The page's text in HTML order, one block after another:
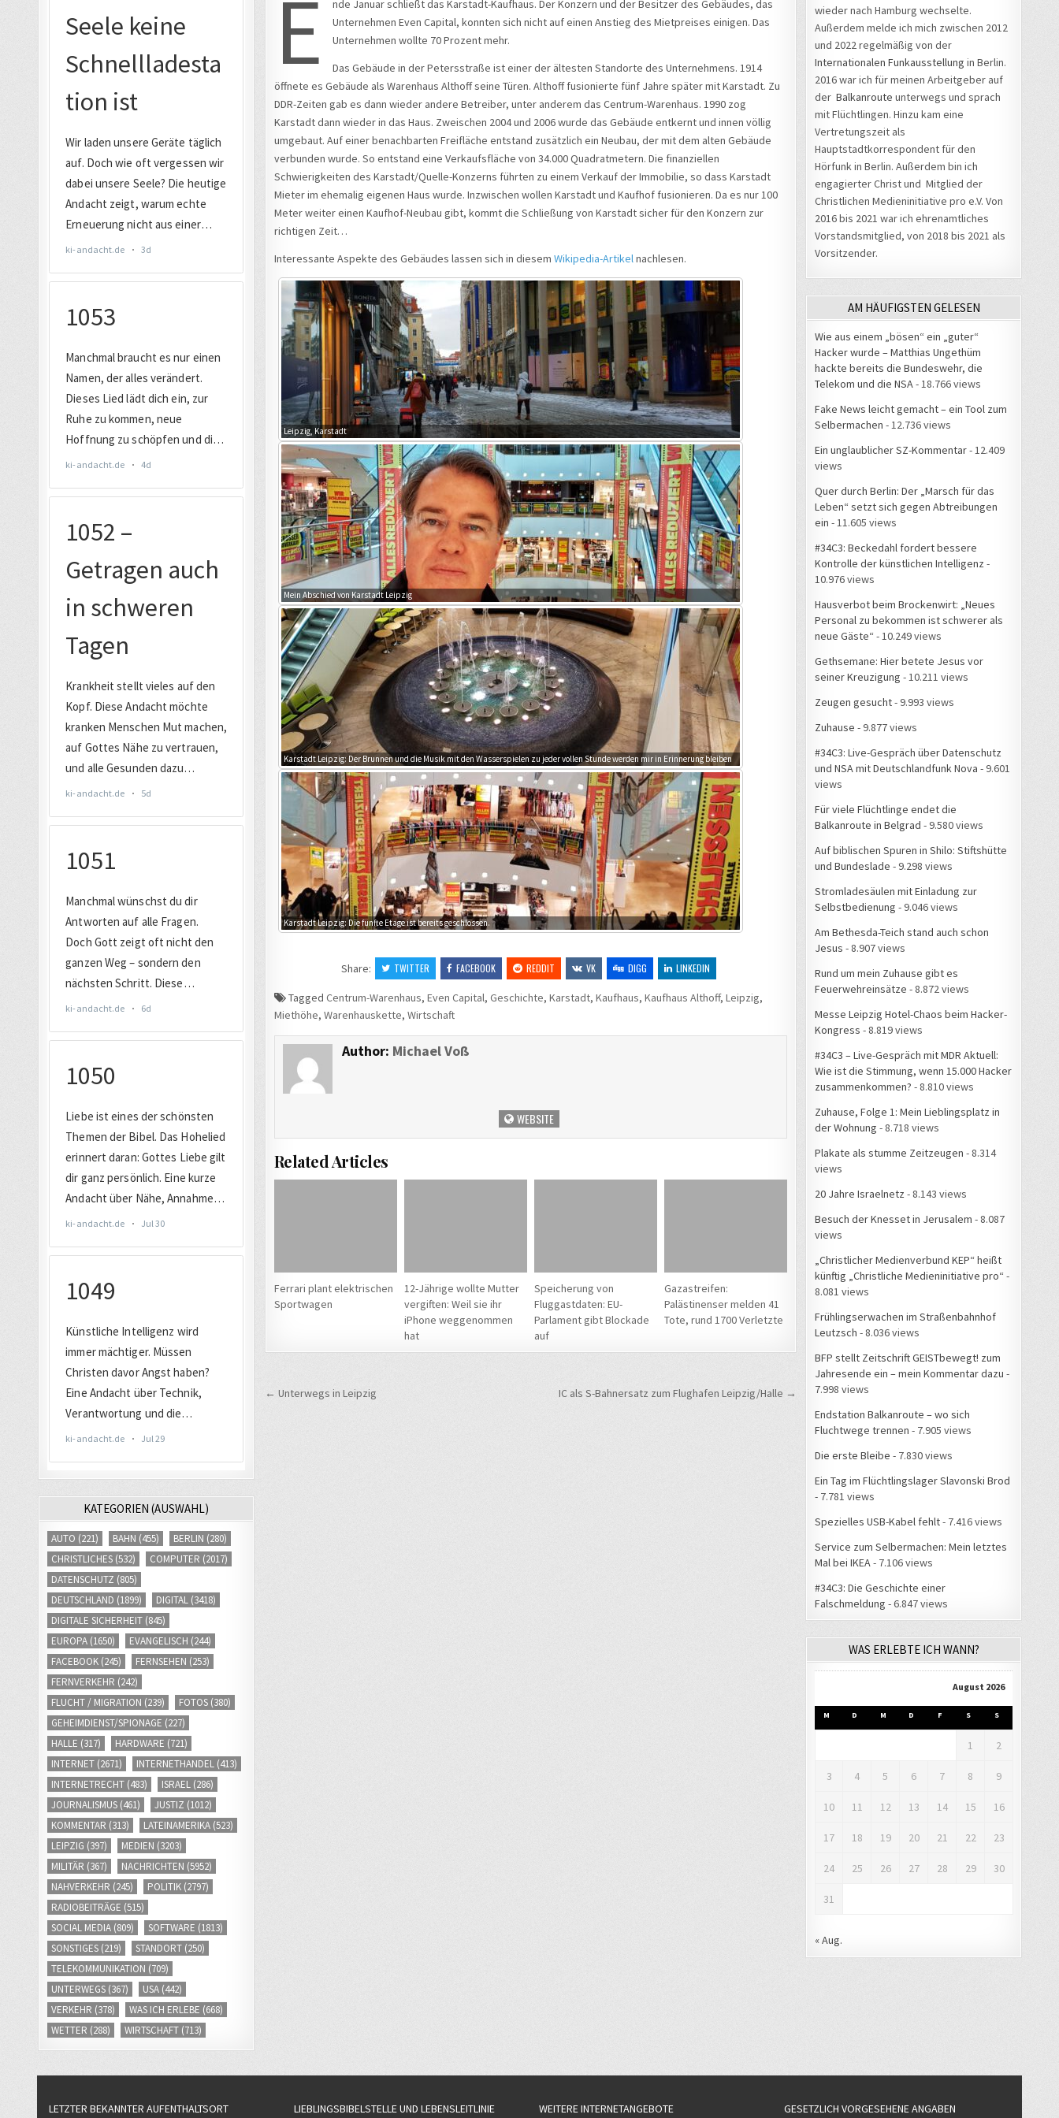
E
nde Januar schließt das Karstadt-Kaufhaus. Der Konzern und der Besitzer des Gebäudes, das
Unternehmen Even Capital, konnten sich nicht auf einen Anstieg des Mietpreises einigen. Das
Unternehmen wollte 70 Prozent mehr.
Das Gebäude in der Petersstraße ist einer der ältesten Standorte des Unternehmens. 1914
öffnete es Gebäude als Warenhaus Althoff seine Türen. Althoff fusionierte fünf Jahre später mit Karstadt. Zu
DDR-Zeiten gab es dann wieder andere Betreiber, unter anderem das Centrum-Warenhaus. 1990 zog
Karstadt dann wieder in das Haus. Zweischen 2004 und 2006 wurde das Gebäude entkernt und innen völlig
umgebaut. Auf einer benachbarten Freifläche entstand zusätzlich ein Neubau, der mit dem alten Gebäude
verbunden wurde. So entstand eine Verkaufsfläche von 34.000 Quadratmetern. Die finanziellen
Schwierigkeiten des Karstadt/Quelle-Konzerns führten zu einem Verkauf der Immobilie, so dass Karstadt
Mieter im ehemalig eigenen Haus wurde. Inzwischen wollen Karstadt und Kaufhof fusionieren. Da es nur 100
Meter weiter einen Kaufhof-Neubau gibt, kommt die Schließung von Karstadt sicher für den Konzern zur
richtigen Zeit…
Interessante Aspekte des Gebäudes lassen sich in diesem Wikipedia-Artikelnachlesen.
Leipzig, Karstadt
Mein Abschied von Karstadt Leipzig
Karstadt Leipzig: Der Brunnen und die Musik mit den Wasserspielen zu jeder vollen Stunde werden mir in Erinnerung bleiben
Karstadt Leipzig: Die fünfte Etage ist bereits geschlossen.
Share: TWITTER FACEBOOK REDDIT VK DIGG LINKEDIN
Tagged Centrum-Warenhaus, Even Capital, Geschichte, Karstadt, Kaufhaus, Kaufhaus Althoff, Leipzig,
Miethöhe, Warenhauskette, Wirtschaft
Author: Michael Voß
WEBSITE
Related Articles
Ferrari plant elektrischen
Sportwagen
12-Jährige wollte Mutter
vergiften: Weil sie ihr
iPhone weggenommen
hat
Speicherung von
Fluggastdaten: EU-
Parlament gibt Blockade
auf
Gazastreifen:
Palästinenser melden 41
Tote, rund 1700 Verletzte
Beitragsnavigation IC als S-Bahnersatz zum Flughafen Leipzig/Halle →
← Unterwegs in Leipzig
KATEGORIEN (AUSWAHL)
AUTO (221) BAHN (455) BERLIN (280)
CHRISTLICHES (532) COMPUTER (2017)
DATENSCHUTZ (805)
DEUTSCHLAND (1899) DIGITAL (3418)
DIGITALE SICHERHEIT (845)
EUROPA (1650) EVANGELISCH (244)
FACEBOOK (245) FERNSEHEN (253)
FERNVERKEHR (242)
FLUCHT / MIGRATION (239) FOTOS (380)
GEHEIMDIENST/SPIONAGE (227)
HALLE (317) HARDWARE (721)
INTERNET (2671) INTERNETHANDEL (413)
INTERNETRECHT (483) ISRAEL (286)
JOURNALISMUS (461) JUSTIZ (1012)
KOMMENTAR (313) LATEINAMERIKA (523)
LEIPZIG (397) MEDIEN (3203)
MILITÄR (367) NACHRICHTEN (5952)
NAHVERKEHR (245) POLITIK (2797)
RADIOBEITRÄGE (515)
SOCIAL MEDIA (809) SOFTWARE (1813)
SONSTIGES (219) STANDORT (250)
TELEKOMMUNIKATION (709)
UNTERWEGS (367) USA (442)
VERKEHR (378) WAS ICH ERLEBE (668)
WETTER (288) WIRTSCHAFT (713)
wieder nach Hamburg wechselte.
Außerdem melde ich mich zwischen 2012
und 2022 regelmäßig von der
Internationalen Funkausstellung in Berlin.
2016 war ich für meinen Arbeitgeber auf
der Balkanroute unterwegs und sprach
mit Flüchtlingen. Hinzu kam eine
Vertretungszeit als
Hauptstadtkorrespondent für den
Hörfunk in Berlin. Außerdem bin ich
engagierter Christ und Mitglied der
Christlichen Medieninitiative pro e.V. Von
2016 bis 2021 war ich ehrenamtliches
Vorstandsmitglied, von 2018 bis 2021 als
Vorsitzender.
AM HÄUFIGSTEN GELESEN
Wie aus einem „bösen“ ein „guter“
Hacker wurde – Matthias Ungethüm
hackte bereits die Bundeswehr, die
Telekom und die NSA - 18.766 views
Fake News leicht gemacht – ein Tool zum
Selbermachen - 12.736 views
Ein unglaublicher SZ-Kommentar- 12.409
views
Quer durch Berlin: Der „Marsch für das
Leben“ setzt sich gegen Abtreibungen
ein - 11.605 views
#34C3: Beckedahl fordert bessere
Kontrolle der künstlichen Intelligenz -
10.976 views
Hausverbot beim Brockenwirt: „Neues
Personal zu bekommen ist schwerer als
neue Gäste“ - 10.249 views
Gethsemane: Hier betete Jesus vor
seiner Kreuzigung - 10.211 views
Zeugen gesucht- 9.993 views
Zuhause - 9.877 views
#34C3: Live-Gespräch über Datenschutz
und NSA mit Deutschlandfunk Nova - 9.601
views
Für viele Flüchtlinge endet die
Balkanroute in Belgrad - 9.580 views
Auf biblischen Spuren in Shilo: Stiftshütte
und Bundeslade - 9.298 views
Stromladesäulen mit Einladung zur
Selbstbedienung - 9.046 views
Am Bethesda-Teich stand auch schon
Jesus - 8.907 views
Rund um mein Zuhause gibt es
Feuerwehreinsätze - 8.872 views
Messe Leipzig Hotel-Chaos beim Hacker-
Kongress - 8.819 views
#34C3 – Live-Gespräch mit MDR Aktuell:
Wie ist die Stimmung, wenn 15.000 Hacker
zusammenkommen? - 8.810 views
Zuhause, Folge 1: Mein Lieblingsplatz in
der Wohnung - 8.718 views
Plakate als stumme Zeitzeugen - 8.314
views
20 Jahre Israelnetz - 8.143 views
Besuch der Knesset in Jerusalem - 8.087
views
„Christlicher Medienverbund KEP“ heißt
künftig „Christliche Medieninitiative pro“ -
8.081 views
Frühlingserwachen im Straßenbahnhof
Leutzsch - 8.036 views
BFP stellt Zeitschrift GEISTbewegt! zum
Jahresende ein – mein Kommentar dazu -
7.998 views
Endstation Balkanroute – wo sich
Fluchtwege trennen - 7.905 views
Die erste Bleibe - 7.830 views
Ein Tag im Flüchtlingslager Slavonski Brod
- 7.781 views
Spezielles USB-Kabel fehlt- 7.416 views
Service zum Selbermachen: Mein letztes
Mal bei IKEA - 7.106 views
#34C3: Die Geschichte einer
Falschmeldung - 6.847 views
WAS ERLEBTE ICH WANN?
August 2026
M D M D F S S
1 2
3 4 5 6 7 8 9
10 11 12 13 14 15 16
17 18 19 20 21 22 23
24 25 26 27 28 29 30
31
« Aug.
LETZTER BEKANNTER AUFENTHALTSORT LIEBLINGSBIBELSTELLE UND LEBENSLEITLINIE WEITERE INTERNETANGEBOTE GESETZLICH VORGESEHENE ANGABEN